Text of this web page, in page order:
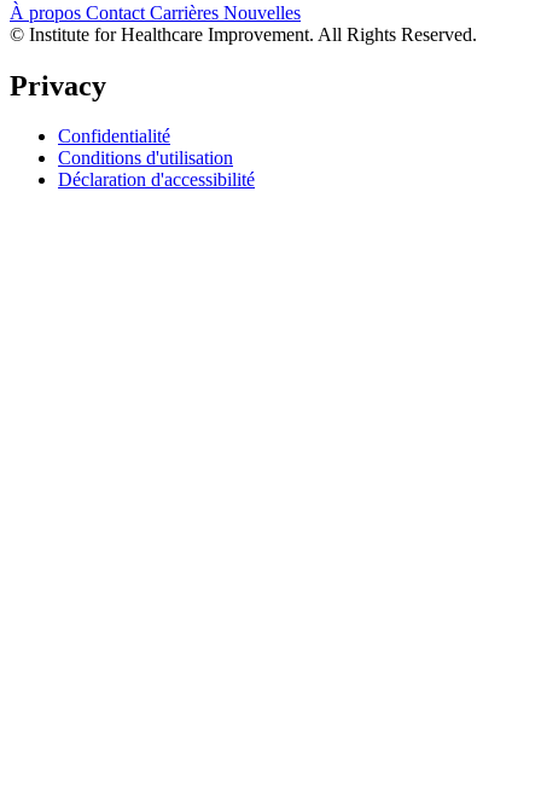
À propos Contact Carrières Nouvelles
© Institute for Healthcare Improvement. All Rights Reserved.
Privacy
Confidentialité
Conditions d'utilisation
Déclaration d'accessibilité